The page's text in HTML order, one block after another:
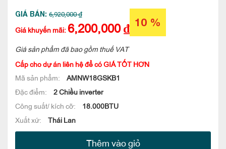
GIÁ BÁN: 6,920,000 ₫
Giá khuyến mãi: 6,200,000₫ 10 %
Giá sản phẩm đã bao gồm thuế VAT
Cấp cho dự án liên hệ để có GIÁ TỐT HƠN
Mã sản phẩm:
AMNW18GSKB1
Đặc điểm:
2 Chiều inverter
Công suất/ kích cỡ:
18.000BTU
Xuất xứ:
Thái Lan
Thêm vào giỏ